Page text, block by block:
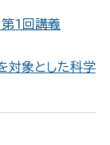
第1回講義
対象とした科学